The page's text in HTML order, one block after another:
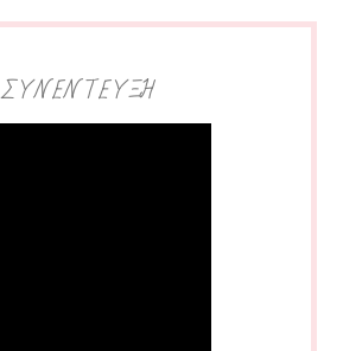
ΣΥΝΕΝΤΕΥΞΗ